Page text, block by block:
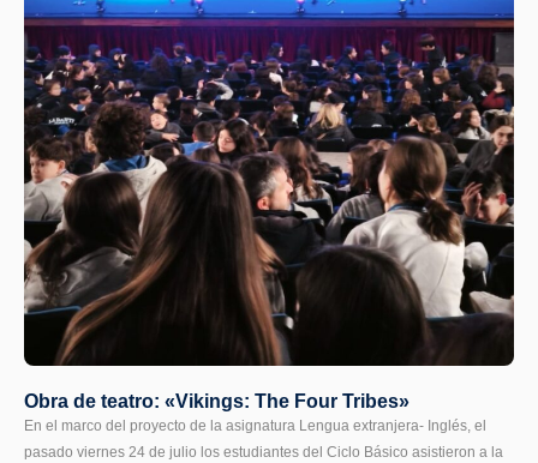
Obra de teatro: «Vikings: The Four Tribes»
En el marco del proyecto de la asignatura Lengua extranjera- Inglés, el
pasado viernes 24 de julio los estudiantes del Ciclo Básico asistieron a la